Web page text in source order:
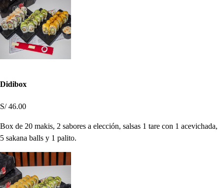
Didibox
S/ 46.00
Box de 20 makis, 2 sabores a elección, salsas 1 tare con 1 acevichada,
5 sakana balls y 1 palito.